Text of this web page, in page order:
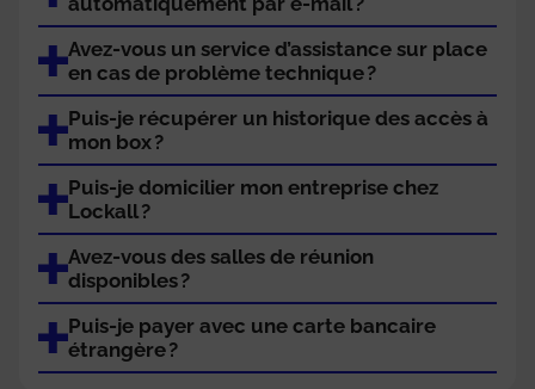
Avez-vous un service d’assistance sur place
en cas de problème technique ?
Puis-je récupérer un historique des accès à
mon box ?
Puis-je domicilier mon entreprise chez
Lockall ?
Avez-vous des salles de réunion
disponibles ?
Puis-je payer avec une carte bancaire
étrangère ?